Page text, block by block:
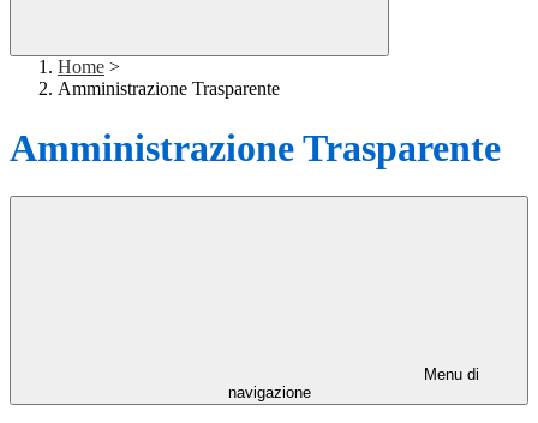
Home >
Amministrazione Trasparente
Amministrazione Trasparente
Menu di
navigazione